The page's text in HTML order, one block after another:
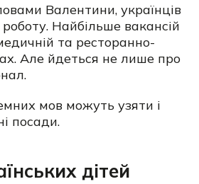
Валентини, українців
Найбільше вакансій
та ресторанно-
Але йдеться не лише про
мов можуть узяти і
посади.
дітей